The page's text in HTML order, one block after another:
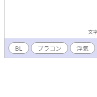
文
BL ブラコン 浮気